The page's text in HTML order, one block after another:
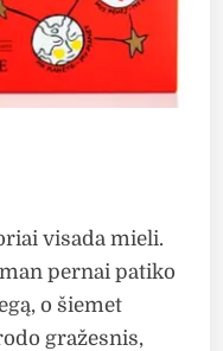
visada mieli.
pernai patiko
o šiemet
gražesnis,